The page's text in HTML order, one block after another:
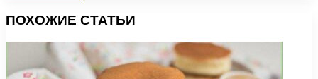
ПОХОЖИЕ СТАТЬИ